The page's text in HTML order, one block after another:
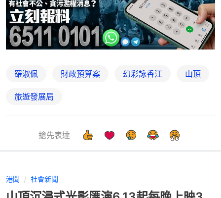
羅淑佩 財政預算案 幻彩詠香江 山頂
旅遊發展局
搶先表達
港聞 社會新聞